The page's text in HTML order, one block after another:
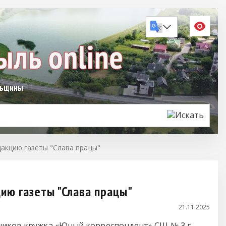
газеты "Слава працы"
газеты "Слава працы"
21.11.2025